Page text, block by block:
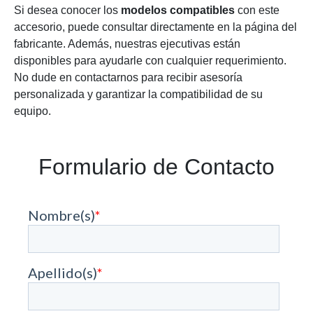
Si desea conocer los modelos compatibles con este
accesorio, puede consultar directamente en la página del
fabricante. Además, nuestras ejecutivas están
disponibles para ayudarle con cualquier requerimiento.
No dude en contactarnos para recibir asesoría
personalizada y garantizar la compatibilidad de su
equipo.
Formulario de Contacto